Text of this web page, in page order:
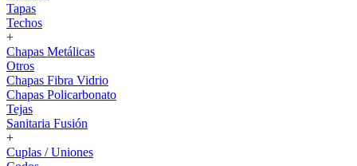
Tapas
Techos
+
Chapas Metálicas
Otros
Chapas Fibra Vidrio
Chapas Policarbonato
Tejas
Sanitaria Fusión
+
Cuplas / Uniones